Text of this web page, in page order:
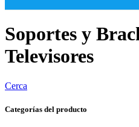
Soportes y
Televisores
Cerca
Categorías del producto